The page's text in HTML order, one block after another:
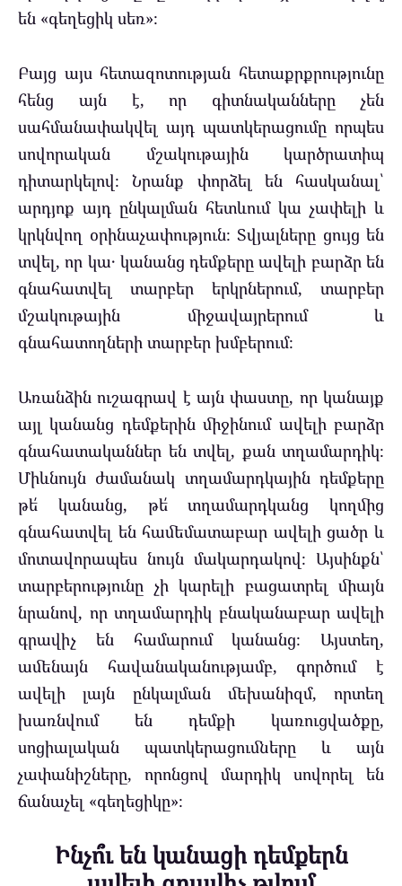
են «գեղեցիկ սեռ»։
Բայց այս հետազոտության հետաքրքրությունը
հենց այն է, որ գիտնականները չեն
սահմանափակվել այդ պատկերացումը որպես
սովորական մշակութային կարծրատիպ
դիտարկելով։ Նրանք փորձել են հասկանալ՝
արդյոք այդ ընկալման հետևում կա չափելի և
կրկնվող օրինաչափություն։ Տվյալները ցույց են
տվել, որ կա․ կանանց դեմքերը ավելի բարձր են
գնահատվել տարբեր երկրներում, տարբեր
մշակութային միջավայրերում և
գնահատողների տարբեր խմբերում։
Առանձին ուշագրավ է այն փաստը, որ կանայք
այլ կանանց դեմքերին միջինում ավելի բարձր
գնահատականներ են տվել, քան տղամարդիկ։
Միևնույն ժամանակ տղամարդկային դեմքերը
թե՛ կանանց, թե՛ տղամարդկանց կողմից
գնահատվել են համեմատաբար ավելի ցածր և
մոտավորապես նույն մակարդակով։ Այսինքն՝
տարբերությունը չի կարելի բացատրել միայն
նրանով, որ տղամարդիկ բնականաբար ավելի
գրավիչ են համարում կանանց։ Այստեղ,
ամենայն հավանականությամբ, գործում է
ավելի լայն ընկալման մեխանիզմ, որտեղ
խառնվում են դեմքի կառուցվածքը,
սոցիալական պատկերացումները և այն
չափանիշները, որոնցով մարդիկ սովորել են
ճանաչել «գեղեցիկը»։
Ինչո՞ւ են կանացի դեմքերն